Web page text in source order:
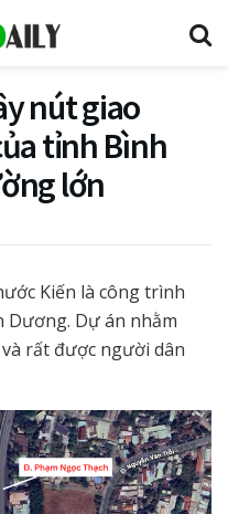
nút giao
tỉnh Bình
lớn
Kiến là công trình
Dương. Dự án nhằm
rất được người dân